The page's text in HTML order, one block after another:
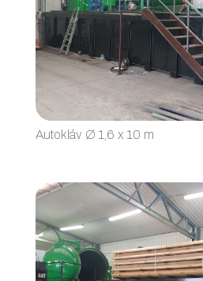
Autokláv Ø 1,6 x 10 m